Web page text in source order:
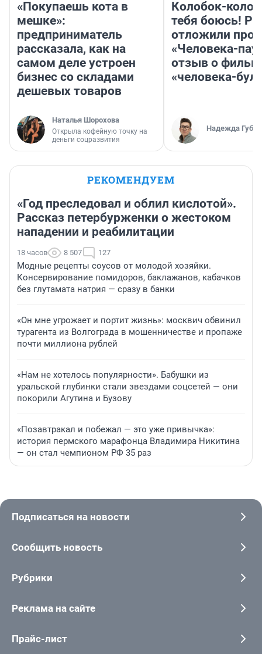
«Покупаешь кота в
мешке»:
предприниматель
рассказала, как на
самом деле устроен
бизнес со складами
дешевых товаров
Наталья Шорохова
Открыла кофейную точку на
деньги соцразвития
Колобок-
тебя боюсь!
отложили
«Человека-
отзыв о
«человека-
Надежда
РЕКОМЕНДУЕМ
«Год преследовал и облил кислотой».
Рассказ петербурженки о жестоком
нападении и реабилитации
18 часов 8 507 127
Модные рецепты соусов от молодой хозяйки.
Консервирование помидоров, баклажанов, кабачков
без глутамата натрия — сразу в банки
«Он мне угрожает и портит жизнь»: москвич обвинил
турагента из Волгограда в мошенничестве и пропаже
почти миллиона рублей
«Нам не хотелось популярности». Бабушки из
уральской глубинки стали звездами соцсетей — они
покорили Агутина и Бузову
«Позавтракал и побежал — это уже привычка»:
история пермского марафонца Владимира Никитина
— он стал чемпионом РФ 35 раз
Подписаться на новости
Сообщить новость
Рубрики
Реклама на сайте
Прайс-лист